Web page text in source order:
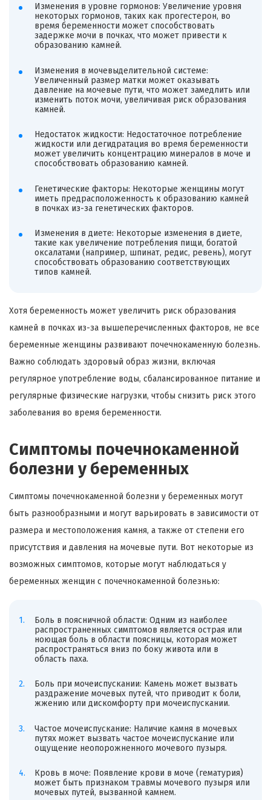
Изменения в уровне гормонов: Увеличение уровня
некоторых гормонов, таких как прогестерон, во
время беременности может способствовать
задержке мочи в почках, что может привести к
образованию камней.
Изменения в мочевыделительной системе:
Увеличенный размер матки может оказывать
давление на мочевые пути, что может замедлить или
изменить поток мочи, увеличивая риск образования
камней.
Недостаток жидкости: Недостаточное потребление
жидкости или дегидратация во время беременности
может увеличить концентрацию минералов в моче и
способствовать образованию камней.
Генетические факторы: Некоторые женщины могут
иметь предрасположенность к образованию камней
в почках из-за генетических факторов.
Изменения в диете: Некоторые изменения в диете,
такие как увеличение потребления пищи, богатой
оксалатами (например, шпинат, редис, ревень), могут
способствовать образованию соответствующих
типов камней.
Хотя беременность может увеличить риск образования
камней в почках из-за вышеперечисленных факторов, не все
беременные женщины развивают почечнокаменную болезнь.
Важно соблюдать здоровый образ жизни, включая
регулярное употребление воды, сбалансированное питание и
регулярные физические нагрузки, чтобы снизить риск этого
заболевания во время беременности.
Симптомы почечнокаменной
болезни у беременных
Симптомы почечнокаменной болезни у беременных могут
быть разнообразными и могут варьировать в зависимости от
размера и местоположения камня, а также от степени его
присутствия и давления на мочевые пути. Вот некоторые из
возможных симптомов, которые могут наблюдаться у
беременных женщин с почечнокаменной болезнью:
Боль в поясничной области: Одним из наиболее
распространенных симптомов является острая или
ноющая боль в области поясницы, которая может
распространяться вниз по боку живота или в
область паха.
Боль при мочеиспускании: Камень может вызвать
раздражение мочевых путей, что приводит к боли,
жжению или дискомфорту при мочеиспускании.
Частое мочеиспускание: Наличие камня в мочевых
путях может вызвать частое мочеиспускание или
ощущение неопорожненного мочевого пузыря.
Кровь в моче: Появление крови в моче (гематурия)
может быть признаком травмы мочевого пузыря или
мочевых путей, вызванной камнем.